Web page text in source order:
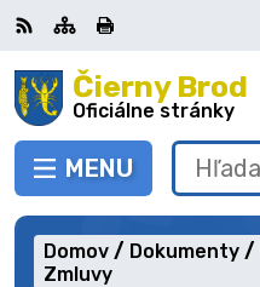
Preskočiť
na
obsah Čierny Brod
Oficiálne stránky
PREPNÚŤ
MENU
RSS MapaTlačiť
Hľadať:
Domov Dokumenty
Zmluvy